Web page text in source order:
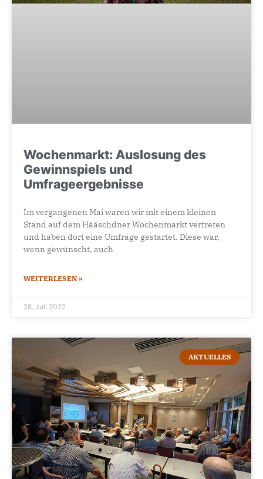
Wochenmarkt: Auslosung des
Gewinnspiels und
Umfrageergebnisse
Im vergangenen Mai waren wir mit einem kleinen
Stand auf dem Hääschdner Wochenmarkt vertreten
und haben dort eine Umfrage gestartet. Diese war,
wenn gewünscht, auch
WEITERLESEN »
28. Juli 2022
AKTUELLES